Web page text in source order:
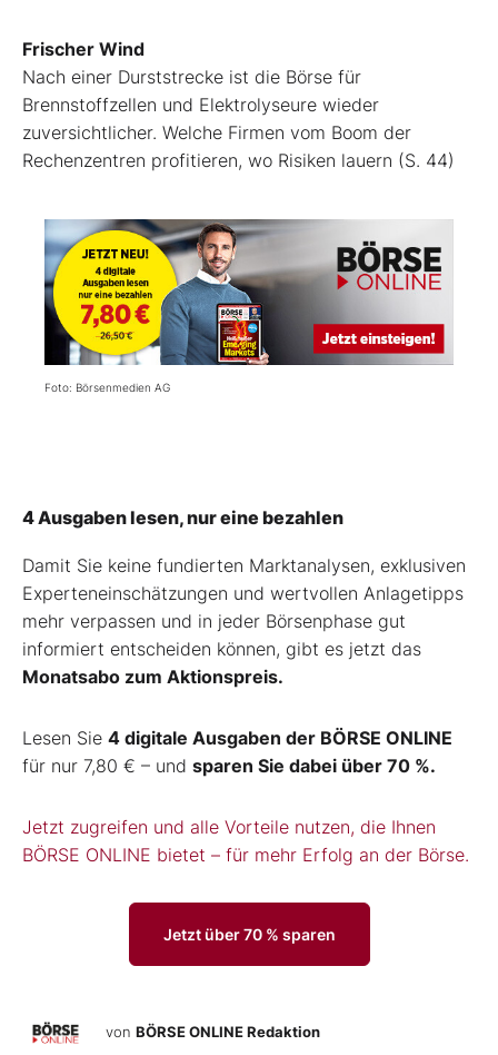
Frischer Wind
Nach einer Durststrecke ist die Börse für
Brennstoffzellen und Elektrolyseure wieder
zuversichtlicher. Welche Firmen vom Boom der
Rechenzentren profitieren, wo Risiken lauern (S. 44)
Foto: Börsenmedien AG
4 Ausgaben lesen, nur eine bezahlen
Damit Sie keine fundierten Marktanalysen, exklusiven
Experteneinschätzungen und wertvollen Anlagetipps
mehr verpassen und in jeder Börsenphase gut
informiert entscheiden können, gibt es jetzt das
Monatsabo zum Aktionspreis.
Lesen Sie 4 digitale Ausgaben der BÖRSE ONLINE
für nur 7,80 € – und sparen Sie dabei über 70 %.
Jetzt zugreifen und alle Vorteile nutzen, die Ihnen
BÖRSE ONLINE bietet – für mehr Erfolg an der Börse.
Jetzt über 70 % sparen
von BÖRSE ONLINE Redaktion